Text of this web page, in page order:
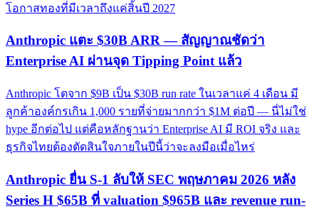
โอกาสทองที่มีเวลาถึงแค่สิ้นปี 2027
Anthropic แตะ $30B ARR — สัญญาณชัดว่า
Enterprise AI ผ่านจุด Tipping Point แล้ว
Anthropic โตจาก $9B เป็น $30B run rate ในเวลาแค่ 4 เดือน มี
ลูกค้าองค์กรเกิน 1,000 รายที่จ่ายมากกว่า $1M ต่อปี — นี่ไม่ใช่
hype อีกต่อไป แต่คือหลักฐานว่า Enterprise AI มี ROI จริง และ
ธุรกิจไทยต้องตัดสินใจภายในปีนี้ว่าจะลงมือเมื่อไหร่
Anthropic ยื่น S-1 ลับให้ SEC พฤษภาคม 2026 หลัง
Series H $65B ที่ valuation $965B และ revenue run-